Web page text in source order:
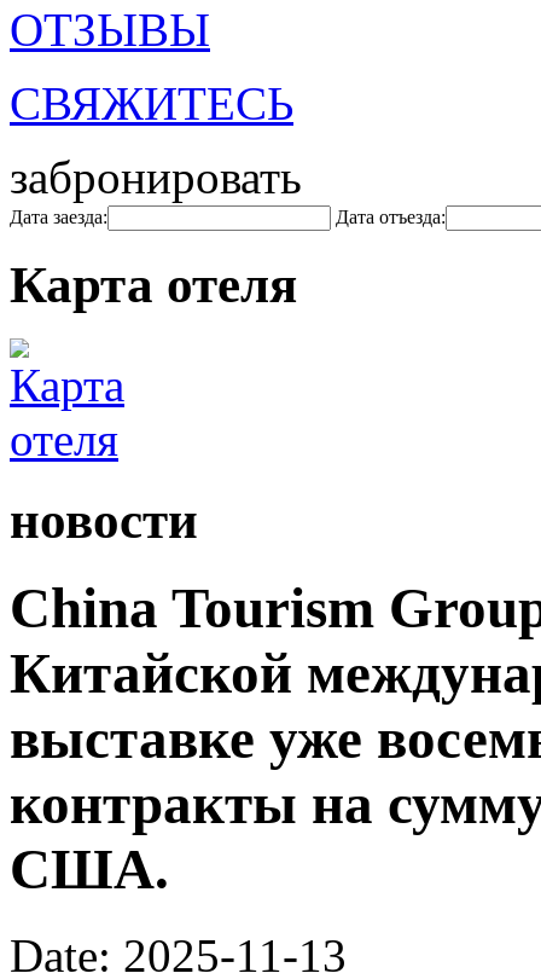
ОТЗЫВЫ
СВЯЖИТЕСЬ
забронировать
Дата заезда: Дата отъезда:
Карта отеля
новости
China Tourism
Китайской
выставке уже
контракты на
США.
Date: 2025-11-13